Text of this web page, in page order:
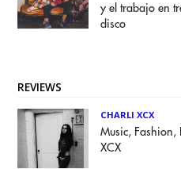
y el trabajo en
disco
REVIEWS
CHARLI XCX
Music, Fashion,
XCX